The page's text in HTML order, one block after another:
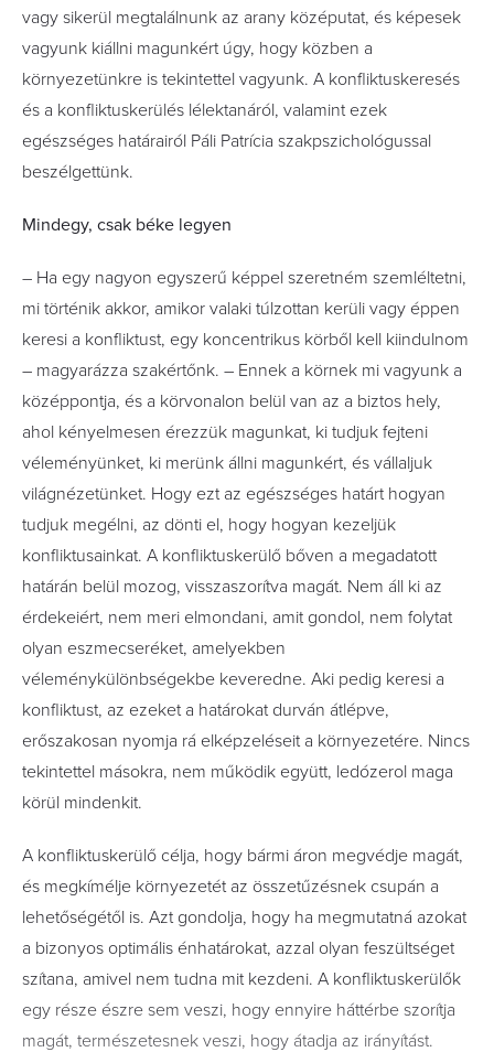
vagy sikerül megtalálnunk az arany középutat, és képesek
vagyunk kiállni magunkért úgy, hogy közben a
környezetünkre is tekintettel vagyunk. A konfliktuskeresés
és a konfliktuskerülés lélektanáról, valamint ezek
egészséges határairól Páli Patrícia szakpszichológussal
beszélgettünk.
Mindegy, csak béke legyen
– Ha egy nagyon egyszerű képpel szeretném szemléltetni,
mi történik akkor, amikor valaki túlzottan kerüli vagy éppen
keresi a konfliktust, egy koncentrikus körből kell kiindulnom
– magyarázza szakértőnk. – Ennek a körnek mi vagyunk a
középpontja, és a körvonalon belül van az a biztos hely,
ahol kényelmesen érezzük magunkat, ki tudjuk fejteni
véleményünket, ki merünk állni magunkért, és vállaljuk
világnézetünket. Hogy ezt az egészséges határt hogyan
tudjuk megélni, az dönti el, hogy hogyan kezeljük
konfliktusainkat. A konfliktuskerülő bőven a megadatott
határán belül mozog, visszaszorítva magát. Nem áll ki az
érdekeiért, nem meri elmondani, amit gondol, nem folytat
olyan eszmecseréket, amelyekben
véleménykülönbségekbe keveredne. Aki pedig keresi a
konfliktust, az ezeket a határokat durván átlépve,
erőszakosan nyomja rá elképzeléseit a környezetére. Nincs
tekintettel másokra, nem működik együtt, ledózerol maga
körül mindenkit.
A konfliktuskerülő célja, hogy bármi áron megvédje magát,
és megkímélje környezetét az összetűzésnek csupán a
lehetőségétől is. Azt gondolja, hogy ha megmutatná azokat
a bizonyos optimális énhatárokat, azzal olyan feszültséget
szítana, amivel nem tudna mit kezdeni. A konfliktuskerülők
egy része észre sem veszi, hogy ennyire háttérbe szorítja
magát, természetesnek veszi, hogy átadja az irányítást.